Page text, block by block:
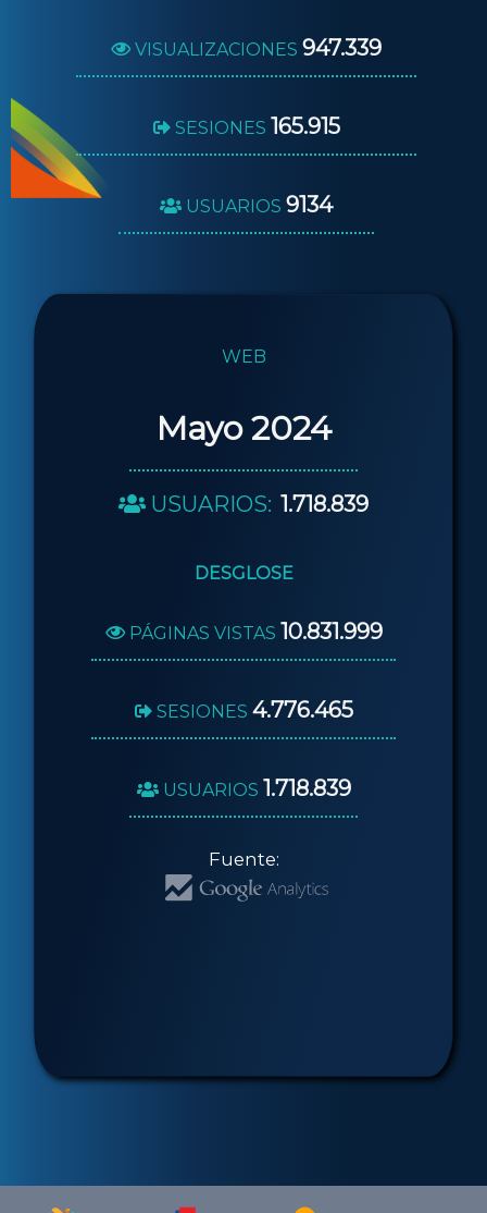
VISUALIZACIONES 947.339
SESIONES 165.915
USUARIOS 9134
WEB
Mayo 2024
USUARIOS: 1.718.839
DESGLOSE
PÁGINAS VISTAS 10.831.999
SESIONES 4.776.465
USUARIOS 1.718.839
Fuente: